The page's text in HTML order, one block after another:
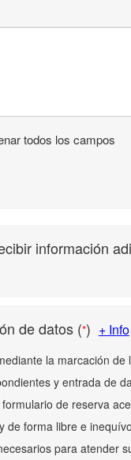
todos los campos
información
de datos(*) + Info
la marcación de
y entrada de
de reserva
de forma libre e
para atender